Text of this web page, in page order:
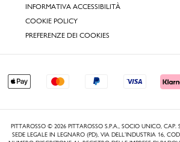
INFORMATIVA ACCESSIBILITÀ
COOKIE POLICY
PREFERENZE DEI COOKIES
PITTAROSSO © 2026 PITTAROSSO S.P.A., SOCIO UNICO, CAP.
SEDE LEGALE IN LEGNARO (PD), VIA DELL’INDUSTRIA 16,